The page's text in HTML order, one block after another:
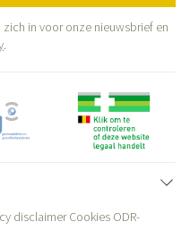
in voor onze nieuwsbrief en
.
disclaimer Cookies ODR-